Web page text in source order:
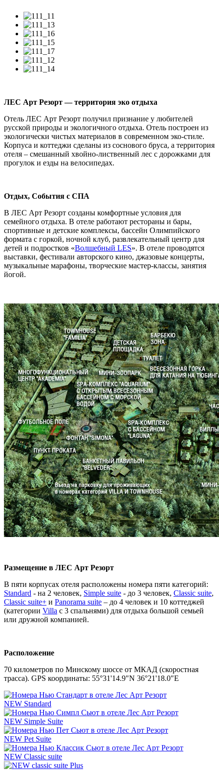
ЛЕС Арт Резорт — территория эко отдыха
Отель ЛЕС Арт Резорт получил признание у любителей
русской природы и экологичного отдыха. Отель построен из
экологически чистых материалов в современном эко-стиле.
Корпуса и коттеджи сделаны из соснового бруса, а территория
отеля – смешанный хвойно-лиственный лес с дорожками для
прогулок и езды на велосипедах.
Отдых, События с СПА
В ЛЕС Арт Резорт созданы комфортные условия для
семейного отдыха. В отеле работают рестораны и бары,
спортивные и детские комплексы, бассейн Олимпийского
формата с горкой, ночной клуб, развлекательный центр для
детей и подростков «Волшебный LES». В отеле проводятся
выставки, фестивали авторского кино, джазовые концерты,
музыкальные марафоны, творческие мастер-классы, занятия
йогой.
Размещение в ЛЕС Арт Резорт
В пяти корпусах отеля расположены номера пяти категорий:
Standard - на 2 человек, Simple suite - до 3 человек, Classic suite,
Classic suite+ и Panorama suite – до 4 человек и 10 коттеджей
(категории Villa с 3 спальнями) для отдыха большой семьей
или дружной компанией.
Расположение
70 километров по Минскому шоссе от МКАД (скоростная
трасса). GPS координаты: 55°31'14.9"N 36°21'18.0"E
NEW Standard
NEW Simple Suite
NEW Pet Suite
NEW Classic suite